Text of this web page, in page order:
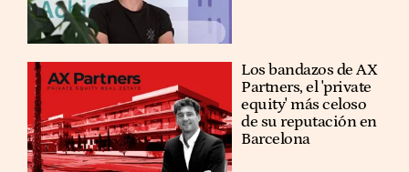
Los bandazos de AX
Partners, el 'private
equity' más celoso
de su reputación en
Barcelona